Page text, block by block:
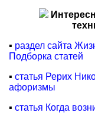
▪ раздел сайта
Подборка статей
▪ статья Рерих
афоризмы
▪ статья Когда